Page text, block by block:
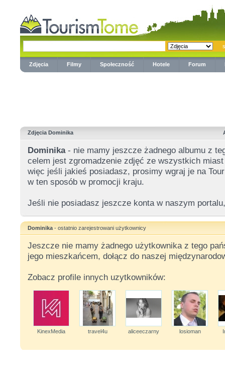
Zdjęcia Filmy Społeczność Hotele Forum
Zdjęcia Dominika
Dominika- nie mamy jeszcze żadnego albumu z
celem jest zgromadzenie zdjęć ze wszystkich
więc jeśli jakieś posiadasz, prosimy wgraj je na
w ten sposób w promocji kraju.
Jeśli nie posiadasz jeszcze konta w naszym
Dominika - ostatnio zarejestrowani użytkownicy
Jeszcze nie mamy żadnego użytkownika z tego
jego mieszkańcem, dołącz do naszej
Zobacz profile innych uzytkowników:
KinexMedia travel4u aliceeczarny losioman